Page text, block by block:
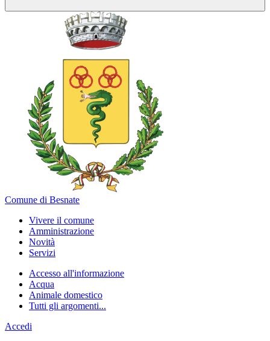
Comune di Besnate
Vivere il comune
Amministrazione
Novità
Servizi
Accesso all'informazione
Acqua
Animale domestico
Tutti gli argomenti...
Accedi